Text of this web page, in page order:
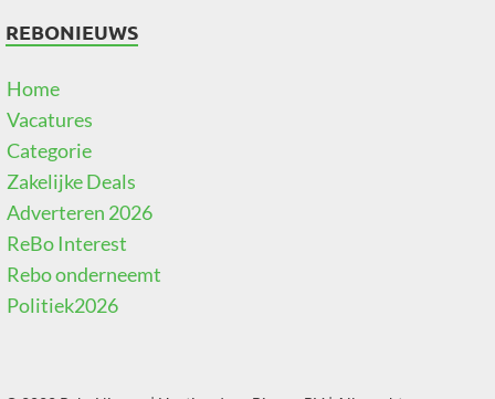
REBONIEUWS
Home
Vacatures
Categorie
Zakelijke Deals
Adverteren 2026
ReBo Interest
Rebo onderneemt
Politiek2026